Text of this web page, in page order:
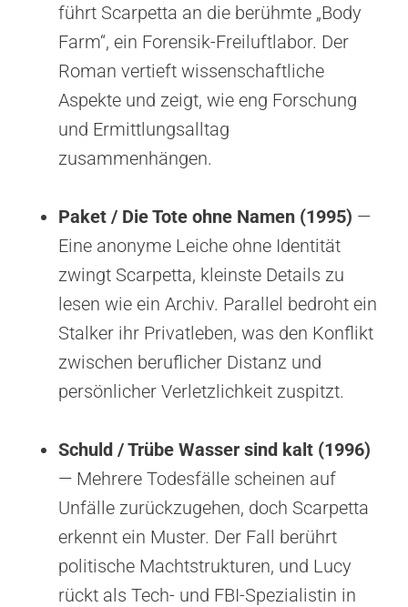
führt Scarpetta an die berühmte „Body
Farm“, ein Forensik-Freiluftlabor. Der
Roman vertieft wissenschaftliche
Aspekte und zeigt, wie eng Forschung
und Ermittlungsalltag
zusammenhängen.
Paket / Die Tote ohne Namen (1995) —
Eine anonyme Leiche ohne Identität
zwingt Scarpetta, kleinste Details zu
lesen wie ein Archiv. Parallel bedroht ein
Stalker ihr Privatleben, was den Konflikt
zwischen beruflicher Distanz und
persönlicher Verletzlichkeit zuspitzt.
Schuld / Trübe Wasser sind kalt (1996)
— Mehrere Todesfälle scheinen auf
Unfälle zurückzugehen, doch Scarpetta
erkennt ein Muster. Der Fall berührt
politische Machtstrukturen, und Lucy
rückt als Tech- und FBI-Spezialistin in